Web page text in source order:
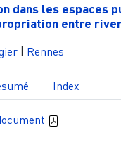
dans les espaces
entre
Rennes
Index